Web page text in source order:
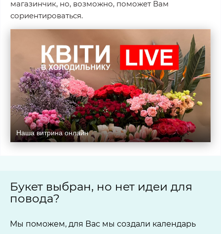
магазинчик, но, возможно, поможет Вам
сориентироваться.
Наша витрина онлайн
Букет выбран, но нет идеи для
повода?
Мы поможем, для Вас мы создали календарь